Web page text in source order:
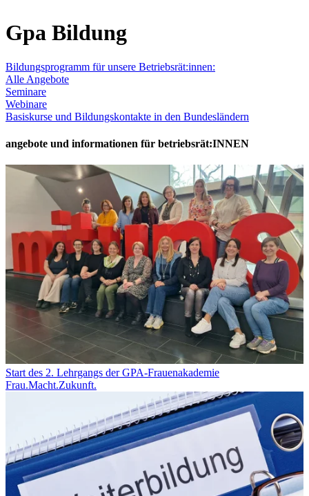
Gpa Bildung
Bildungsprogramm für unsere Betriebsrät:innen:
Alle Angebote
Seminare
Webinare
Basiskurse und Bildungskontakte in den Bundesländern
angebote und informationen für betriebsrät:INNEN
Start des 2. Lehrgangs der GPA-Frauenakademie
Frau.Macht.Zukunft.